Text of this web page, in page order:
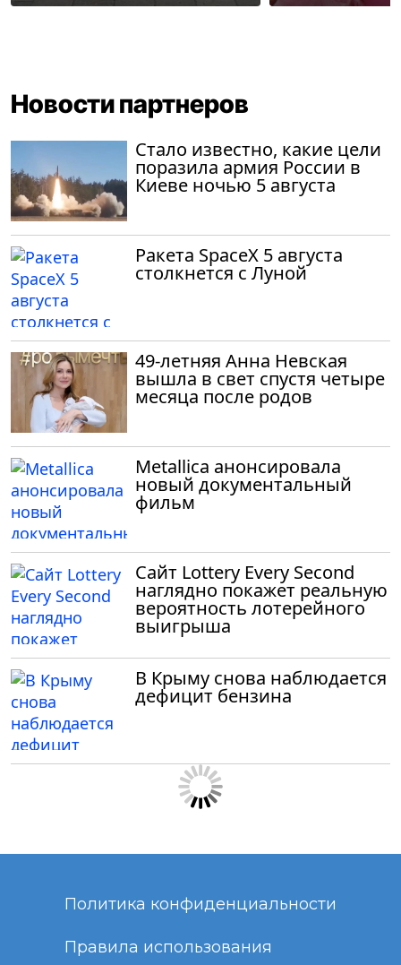
Новости партнеров
Стало известно, какие цели
поразила армия России в
Киеве ночью 5 августа
Ракета SpaceX 5 августа
столкнется с Луной
49-летняя Анна Невская
вышла в свет спустя четыре
месяца после родов
Metallica анонсировала
новый документальный
фильм
Сайт Lottery Every Second
наглядно покажет реальную
вероятность лотерейного
выигрыша
В Крыму снова наблюдается
дефицит бензина
Политика конфиденциальности
Правила использования